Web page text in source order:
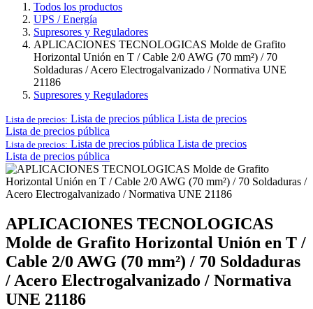
Todos los productos
UPS / Energía
Supresores y Reguladores
APLICACIONES TECNOLOGICAS Molde de Grafito
Horizontal Unión en T / Cable 2/0 AWG (70 mm²) / 70
Soldaduras / Acero Electrogalvanizado / Normativa UNE
21186
Supresores y Reguladores
Lista de precios: Lista de precios pública Lista de precios
Lista de precios pública
Lista de precios: Lista de precios pública Lista de precios
Lista de precios pública
APLICACIONES TECNOLOGICAS
Molde de Grafito Horizontal Unión en T /
Cable 2/0 AWG (70 mm²) / 70 Soldaduras
/ Acero Electrogalvanizado / Normativa
UNE 21186